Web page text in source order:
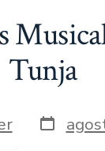
Tunja
Fecha
de